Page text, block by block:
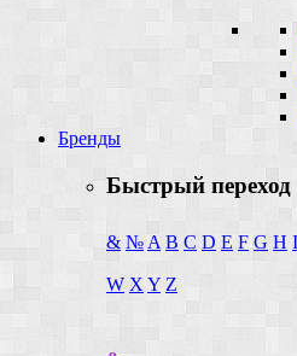
Бренды
Быстрый переход
& № A B C D E F G H I
W X Y Z